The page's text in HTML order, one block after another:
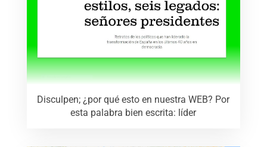
Disculpen; ¿por qué esto en nuestra WEB? Por
esta palabra bien escrita: líder